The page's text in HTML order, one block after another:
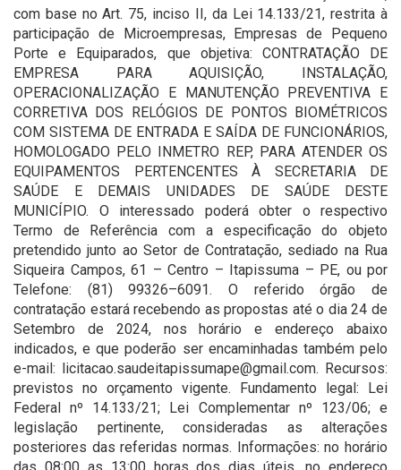
com base no Art. 75, inciso II, da Lei 14.133/21, restrita à
participação de Microempresas, Empresas de Pequeno
Porte e Equiparados, que objetiva: CONTRATAÇÃO DE
EMPRESA PARA AQUISIÇÃO, INSTALAÇÃO,
OPERACIONALIZAÇÃO E MANUTENÇÃO PREVENTIVA E
CORRETIVA DOS RELÓGIOS DE PONTOS BIOMÉTRICOS
COM SISTEMA DE ENTRADA E SAÍDA DE FUNCIONÁRIOS,
HOMOLOGADO PELO INMETRO REP, PARA ATENDER OS
EQUIPAMENTOS PERTENCENTES À SECRETARIA DE
SAÚDE E DEMAIS UNIDADES DE SAÚDE DESTE
MUNICÍPIO. O interessado poderá obter o respectivo
Termo de Referência com a especificação do objeto
pretendido junto ao Setor de Contratação, sediado na Rua
Siqueira Campos, 61 – Centro – Itapissuma – PE, ou por
Telefone: (81) 99326–6091. O referido órgão de
contratação estará recebendo as propostas até o dia 24 de
Setembro de 2024, nos horário e endereço abaixo
indicados, e que poderão ser encaminhadas também pelo
e-mail: licitacao.saudeitapissumape@gmail.com. Recursos:
previstos no orçamento vigente. Fundamento legal: Lei
Federal nº 14.133/21; Lei Complementar nº 123/06; e
legislação pertinente, consideradas as alterações
posteriores das referidas normas. Informações: no horário